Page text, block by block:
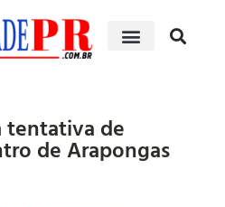
tentativa de
de Arapongas